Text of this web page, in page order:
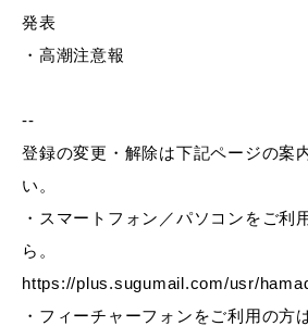
移住・定住
観光・飲食
場面から探す
発表
・高潮注意報
--
登録の変更・解除は下記ページの案
い。
・スマートフォン／パソコンをご利
ら。
https://plus.sugumail.com/usr/
・フィーチャーフォンをご利用の方